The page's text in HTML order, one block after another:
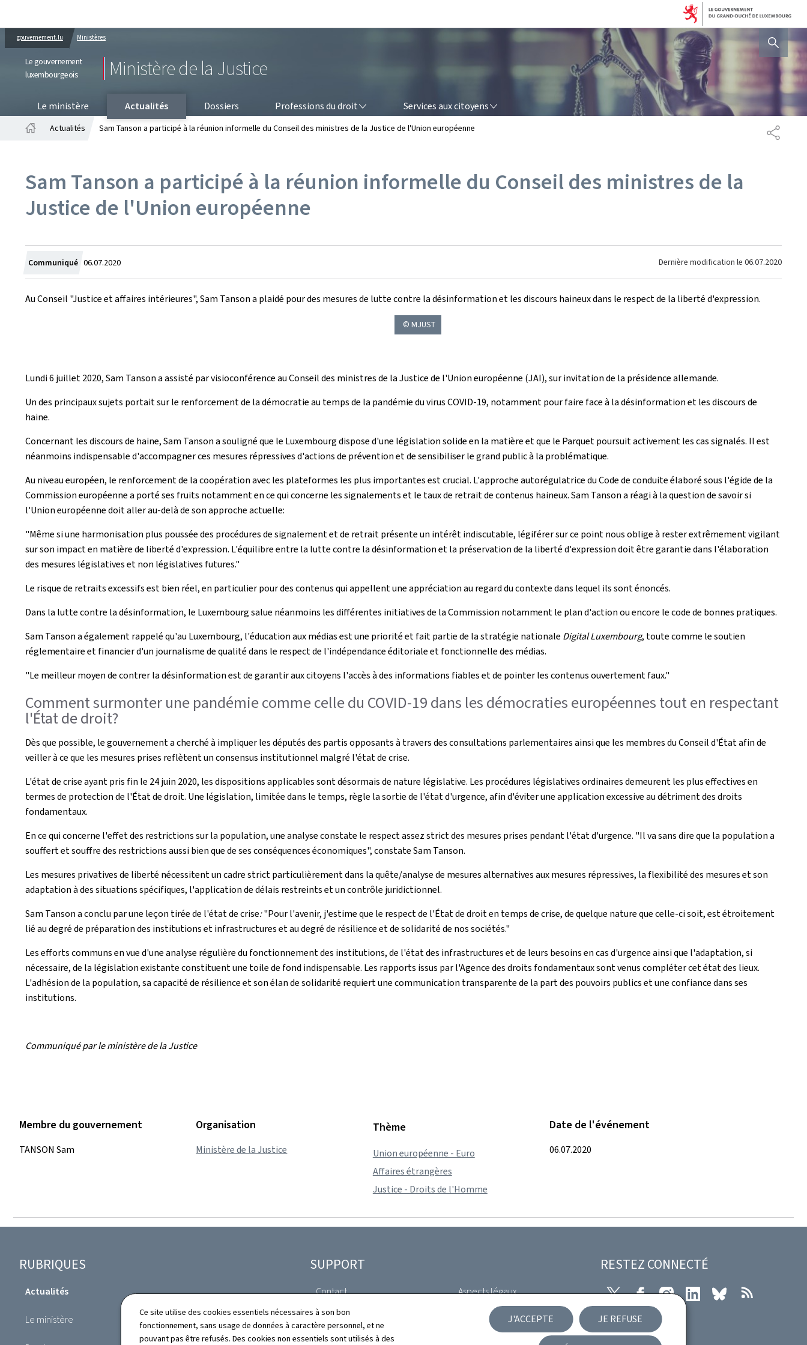
Ce site utilise des cookies essentiels nécessaires à son bon
fonctionnement, sans usage de données à caractère personnel, et ne
pouvant pas être refusés. Des cookies non essentiels sont utilisés à des
J'ACCEPTE JE REFUSE
gouvernement.lu Ministères
Le gouvernement
luxembourgeois
Ministère de la Justice
AFFICHER / MASQUER
Le ministère Actualités Dossiers Professions du droit Services aux citoyens
Actualités Sam Tanson a participé à la réunion informelle du Conseil des ministres de la Justice de l'Union européenne
Sam Tanson a participé à la réunion informelle du Conseil des ministres de la
Justice de l'Union européenne
Communiqué Crée
le
06.07.2020 Dernière modification le 06.07.2020
Au Conseil "Justice et affaires intérieures", Sam Tanson a plaidé pour des mesures de lutte contre la désinformation et les discours haineux dans le respect de la liberté d'expression.
© MJUST
Lundi 6 juillet 2020, Sam Tanson a assisté par visioconférence au Conseil des ministres de la Justice de l'Union européenne (JAI), sur invitation de la présidence allemande.
Un des principaux sujets portait sur le renforcement de la démocratie au temps de la pandémie du virus COVID-19, notamment pour faire face à la désinformation et les discours de
haine.
Concernant les discours de haine, Sam Tanson a souligné que le Luxembourg dispose d'une législation solide en la matière et que le Parquet poursuit activement les cas signalés. Il est
néanmoins indispensable d'accompagner ces mesures répressives d'actions de prévention et de sensibiliser le grand public à la problématique.
Au niveau européen, le renforcement de la coopération avec les plateformes les plus importantes est crucial. L'approche autorégulatrice du Code de conduite élaboré sous l'égide de la
Commission européenne a porté ses fruits notamment en ce qui concerne les signalements et le taux de retrait de contenus haineux. Sam Tanson a réagi à la question de savoir si
l'Union européenne doit aller au-delà de son approche actuelle:
"Même si une harmonisation plus poussée des procédures de signalement et de retrait présente un intérêt indiscutable, légiférer sur ce point nous oblige à rester extrêmement vigilant
sur son impact en matière de liberté d'expression. L'équilibre entre la lutte contre la désinformation et la préservation de la liberté d'expression doit être garantie dans l'élaboration
des mesures législatives et non législatives futures."
Le risque de retraits excessifs est bien réel, en particulier pour des contenus qui appellent une appréciation au regard du contexte dans lequel ils sont énoncés.
Dans la lutte contre la désinformation, le Luxembourg salue néanmoins les différentes initiatives de la Commission notamment le plan d'action ou encore le code de bonnes pratiques.
Sam Tanson a également rappelé qu'au Luxembourg, l'éducation aux médias est une priorité et fait partie de la stratégie nationale Digital Luxembourg, toute comme le soutien
réglementaire et financier d'un journalisme de qualité dans le respect de l'indépendance éditoriale et fonctionnelle des médias.
"Le meilleur moyen de contrer la désinformation est de garantir aux citoyens l'accès à des informations fiables et de pointer les contenus ouvertement faux."
Comment surmonter une pandémie comme celle du COVID-19 dans les démocraties européennes tout en respectant
l'État de droit?
Dès que possible, le gouvernement a cherché à impliquer les députés des partis opposants à travers des consultations parlementaires ainsi que les membres du Conseil d'État afin de
veiller à ce que les mesures prises reflètent un consensus institutionnel malgré l'état de crise.
L'état de crise ayant pris fin le 24 juin 2020, les dispositions applicables sont désormais de nature législative. Les procédures législatives ordinaires demeurent les plus effectives en
termes de protection de l'État de droit. Une législation, limitée dans le temps, règle la sortie de l'état d'urgence, afin d'éviter une application excessive au détriment des droits
fondamentaux.
En ce qui concerne l'effet des restrictions sur la population, une analyse constate le respect assez strict des mesures prises pendant l'état d'urgence. "Il va sans dire que la population a
souffert et souffre des restrictions aussi bien que de ses conséquences économiques", constate Sam Tanson.
Les mesures privatives de liberté nécessitent un cadre strict particulièrement dans la quête/analyse de mesures alternatives aux mesures répressives, la flexibilité des mesures et son
adaptation à des situations spécifiques, l'application de délais restreints et un contrôle juridictionnel.
Sam Tanson a conclu par une leçon tirée de l'état de crise:"Pour l'avenir, j'estime que le respect de l'État de droit en temps de crise, de quelque nature que celle-ci soit, est étroitement
lié au degré de préparation des institutions et infrastructures et au degré de résilience et de solidarité de nos sociétés."
Les efforts communs en vue d'une analyse régulière du fonctionnement des institutions, de l'état des infrastructures et de leurs besoins en cas d'urgence ainsi que l'adaptation, si
nécessaire, de la législation existante constituent une toile de fond indispensable. Les rapports issus par l'Agence des droits fondamentaux sont venus compléter cet état des lieux.
L'adhésion de la population, sa capacité de résilience et son élan de solidarité requiert une communication transparente de la part des pouvoirs publics et une confiance dans ses
institutions.
Communiqué par le ministère de la Justice
Membre du gouvernement
TANSON Sam
Organisation
Ministère de la Justice
Thème
Union européenne - Euro
Affaires étrangères
Justice - Droits de l'Homme
Date de l'événement
06.07.2020
Pied
de
RUBRIQUES
Actualités
Le ministère
Services aux citoyens
SUPPORT
Contact
Plan du site
Aspects légaux
Déclaration d'accessibilité
RESTEZ CONNECTÉ
X FacebookInstagramLinkedIn Bluesky